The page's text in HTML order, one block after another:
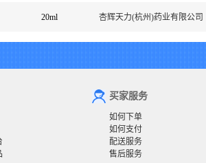
20ml 杏辉天力(杭州)药业有限公司
买家服务
如何下单
如何支付
配送服务
售后服务